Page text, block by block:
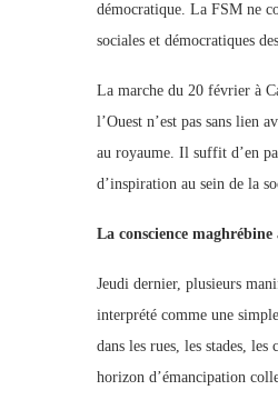
démocratique. La FSM ne
sociales et démocratiques
La marche du 20 février à
l’Ouest n’est pas sans lien
au royaume. Il suffit d’en
d’inspiration au sein de la
La conscience maghrébine
Jeudi dernier, plusieurs
interprété comme une
dans les rues, les stades,
horizon d’émancipation